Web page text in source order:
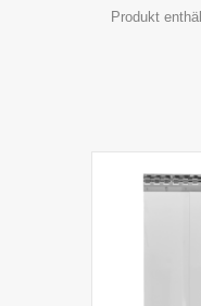
Produkt